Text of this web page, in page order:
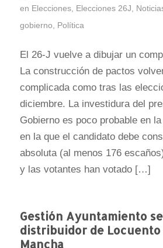
en Elecciones, Elecciones 26J
gobierno
Política
El 26-J vuelve a dibujar un
La construcción de pactos
complicada como tras las
diciembre. La investidura del
Gobierno es poco probable en
en la que el candidato debe
absoluta (al menos 176
y las votantes han votado […]
Gestión Ayuntamiento
distribuidor de
Mancha